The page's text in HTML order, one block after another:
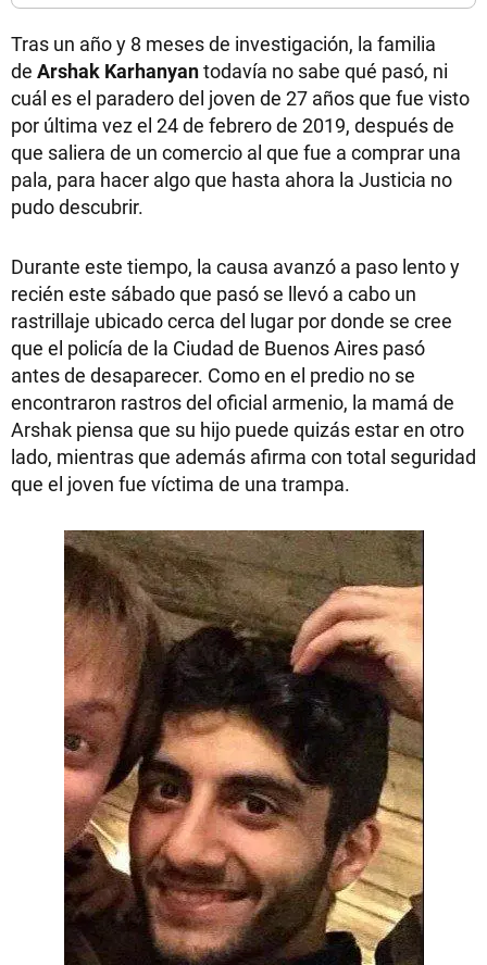
Tras un año y 8 meses de investigación, la familia
de Arshak Karhanyantodavía no sabe qué pasó, ni
cuál es el paradero del joven de 27 años que fue visto
por última vez el 24 de febrero de 2019, después de
que saliera de un comercio al que fue a comprar una
pala, para hacer algo que hasta ahora la Justicia no
pudo descubrir.
Durante este tiempo, la causa avanzó a paso lento y
recién este sábado que pasó se llevó a cabo un
rastrillaje ubicado cerca del lugar por donde se cree
que el policía de la Ciudad de Buenos Aires pasó
antes de desaparecer. Como en el predio no se
encontraron rastros del oficial armenio, la mamá de
Arshak piensa que su hijo puede quizás estar en otro
lado, mientras que además afirma con total seguridad
que el joven fue víctima de una trampa.